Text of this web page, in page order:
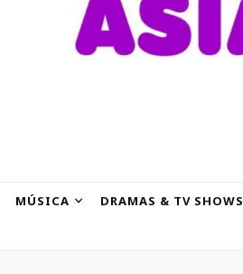
MÚSICA DRAMAS & TV SHOWS